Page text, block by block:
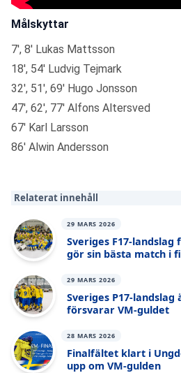
Målskyttar
7', 8' Lukas Mattsson
18', 54' Ludvig Tejmark
32', 51', 69' Hugo Jonsson
47', 62', 77' Alfons Altersved
67' Karl Larsson
86' Alwin Andersson
Relaterat innehåll
29 MARS 2026
Sveriges F17-
gör sin bästa match i
29 MARS 2026
Sveriges P17-
försvarar VM-guldet
28 MARS 2026
Finalfältet klart i
upp om VM-gulden